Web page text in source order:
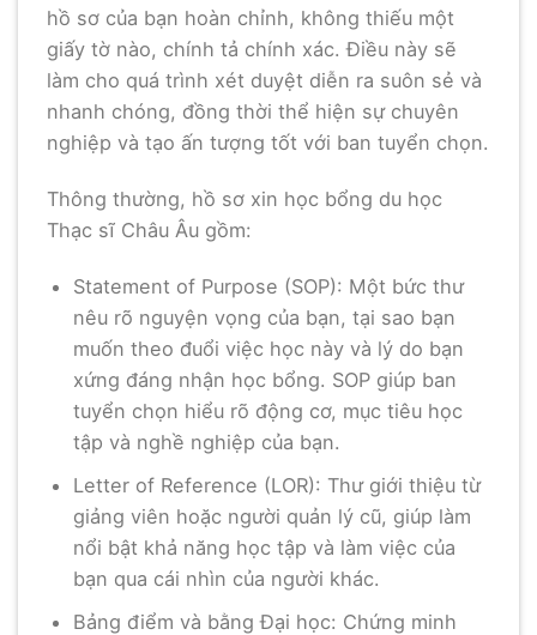
hồ sơ của bạn hoàn chỉnh, không thiếu một
giấy tờ nào, chính tả chính xác. Điều này sẽ
làm cho quá trình xét duyệt diễn ra suôn sẻ và
nhanh chóng, đồng thời thể hiện sự chuyên
nghiệp và tạo ấn tượng tốt với ban tuyển chọn.
Thông thường, hồ sơ xin học bổng du học
Thạc sĩ Châu Âu gồm:
Statement of Purpose (SOP): Một bức thư
nêu rõ nguyện vọng của bạn, tại sao bạn
muốn theo đuổi việc học này và lý do bạn
xứng đáng nhận học bổng. SOP giúp ban
tuyển chọn hiểu rõ động cơ, mục tiêu học
tập và nghề nghiệp của bạn.
Letter of Reference (LOR): Thư giới thiệu từ
giảng viên hoặc người quản lý cũ, giúp làm
nổi bật khả năng học tập và làm việc của
bạn qua cái nhìn của người khác.
Bảng điểm và bằng Đại học: Chứng minh